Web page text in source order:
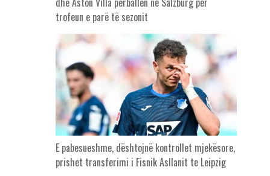
trofeun e parë të sezonit
E pabesueshme, dështojnë kontrollet mjekësore,
prishet transferimi i Fisnik Asllanit te Leipzig